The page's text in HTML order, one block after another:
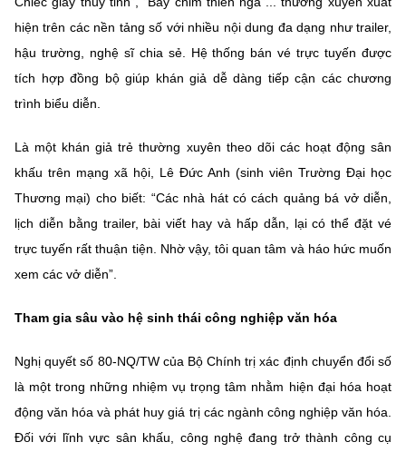
hiện trên các nền tảng số với nhiều nội dung đa dạng như trailer,
hậu trường, nghệ sĩ chia sẻ. Hệ thống bán vé trực tuyến được
tích hợp đồng bộ giúp khán giả dễ dàng tiếp cận các chương
trình biểu diễn.
Là một khán giả trẻ thường xuyên theo dõi các hoạt động sân
khấu trên mạng xã hội, Lê Đức Anh (sinh viên Trường Đại học
Thương mại) cho biết: “Các nhà hát có cách quảng bá vở diễn,
lịch diễn bằng trailer, bài viết hay và hấp dẫn, lại có thể đặt vé
trực tuyến rất thuận tiện. Nhờ vậy, tôi quan tâm và háo hức muốn
xem các vở diễn”.
Tham gia sâu vào hệ sinh thái công nghiệp văn hóa
Nghị quyết số 80-NQ/TW của Bộ Chính trị xác định chuyển đổi số
là một trong những nhiệm vụ trọng tâm nhằm hiện đại hóa hoạt
động văn hóa và phát huy giá trị các ngành công nghiệp văn hóa.
Đối với lĩnh vực sân khấu, công nghệ đang trở thành công cụ